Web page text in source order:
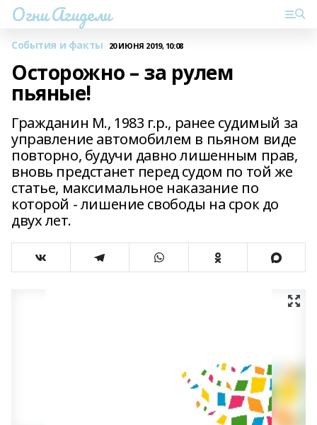
Огни Агидели
События и факты 20 ИЮНЯ 2019, 10:08
Осторожно – за рулем
пьяные!
Гражданин М., 1983 г.р., ранее судимый за
управление автомобилем в пьяном виде
повторно, будучи давно лишенным прав,
вновь предстанет перед судом по той же
статье, максимальное наказание по
которой - лишение свободы на срок до
двух лет.